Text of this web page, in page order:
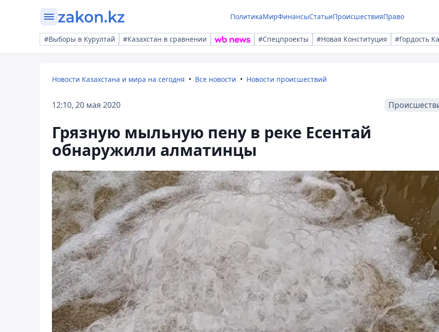
ПолитикаМирФинансыСтатьиПроисшествияПраво
#Выборы в Курултай #Казахстан в сравнении #Спецпроекты #Новая Конституция #Гордость
Новости Казахстана и мира на сегодня Все новости Новости происшествий
12:10, 20 мая 2020
Грязную мыльную пену в реке Есентай
обнаружили алматинцы